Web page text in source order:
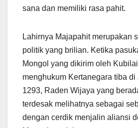
sana dan memiliki rasa pahit.
Lahirnya Majapahit merupakan
politik yang brilian. Ketika
Mongol yang dikirim oleh
menghukum Kertanegara tiba
1293, Raden Wijaya yang
terdesak melihatnya sebagai
dengan cerdik menjalin aliansi